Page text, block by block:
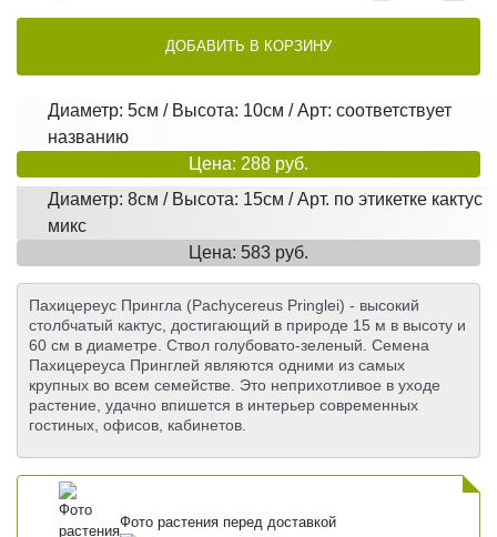
ДОБАВИТЬ В КОРЗИНУ
Диаметр: 5см / Высота: 10см / Арт: соответствует
названию
Цена: 288 руб.
Диаметр: 8см / Высота: 15см / Арт. по этикетке кактус
микс
Цена: 583 руб.
Пахицереус Прингла (Pachycereus Pringlei) - высокий
столбчатый кактус, достигающий в природе 15 м в высоту и
60 см в диаметре. Ствол голубовато-зеленый. Семена
Пахицереуса Принглей являются одними из самых
крупных во всем семействе. Это неприхотливое в уходе
растение, удачно впишется в интерьер современных
гостиных, офисов, кабинетов.
Фото растения перед доставкой